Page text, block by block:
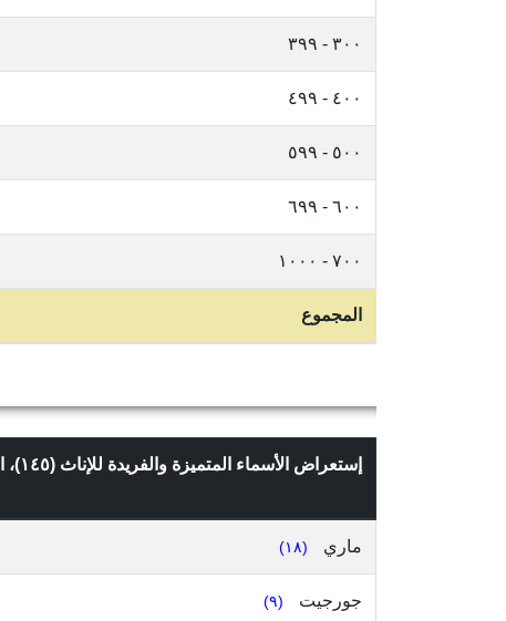
٣٠٠ - ٣٩٩
٤٠٠ - ٤٩٩
٥٠٠ - ٥٩٩
٦٠٠ - ٦٩٩
٧٠٠ - ١٠٠٠
المجموع
إستعراض الأسماء المتميزة والفريدة للإناث (١٤٥)، التي تعدادها ٢ وما فوق، في قضاء المتن الشمالي، محافظة جبل لبنان، حسب
ماري (١٨)
جورجيت (٩)